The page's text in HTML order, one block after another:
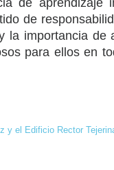
de aprendizaje
de
la importancia de
para ellos en